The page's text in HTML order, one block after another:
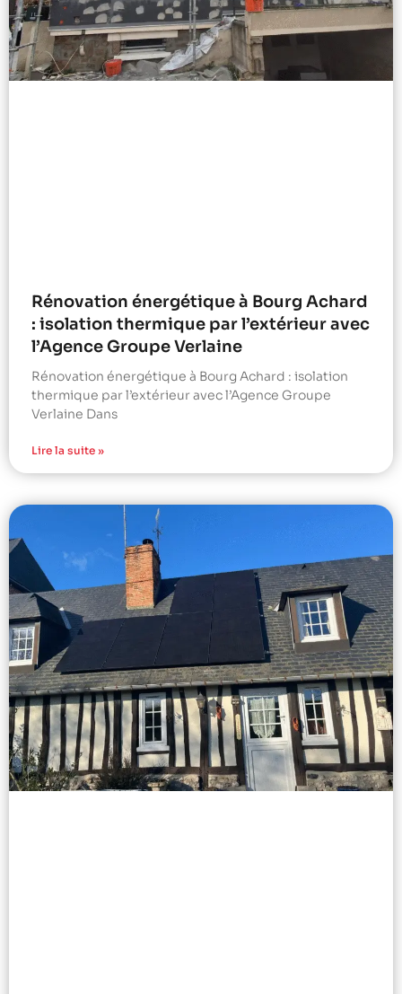
Rénovation énergétique à Bourg Achard
: isolation thermique par l’extérieur avec
l’Agence Groupe Verlaine
Rénovation énergétique à Bourg Achard : isolation
thermique par l’extérieur avec l’Agence Groupe
Verlaine Dans
Lire la suite »